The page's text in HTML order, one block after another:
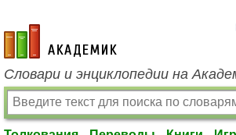
academic.ru
Словари и энциклопедии на